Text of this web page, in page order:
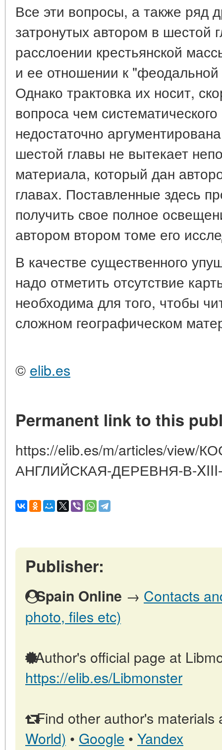
Все эти вопросы, а также ряд
затронутых автором в шестой
расслоении крестьянской
и ее отношении к
Однако трактовка их носит,
вопроса чем
недостаточно
шестой главы не вытекает
материала, который дан
главах. Поставленные здесь
получить свое полное
автором втором томе его
В качестве существенного
надо отметить отсутствие
необходима для того, чтобы
сложном географическом
© elib.es
Permanent link to this
https://elib.es/m/articles/view/
АНГЛИЙСКАЯ-ДЕРЕВНЯ-В-
Publisher:
Spain Online → Contacts
photo, files etc)
Author's official page at
https://elib.es/Libmonster
Find other author's materials
World) • Google • Yandex